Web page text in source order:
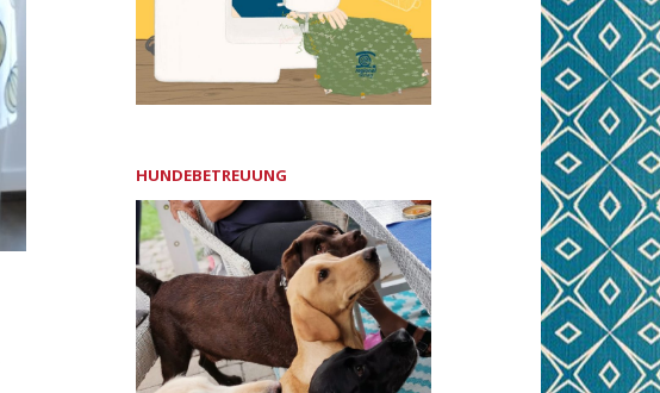
HUNDEBETREUUNG